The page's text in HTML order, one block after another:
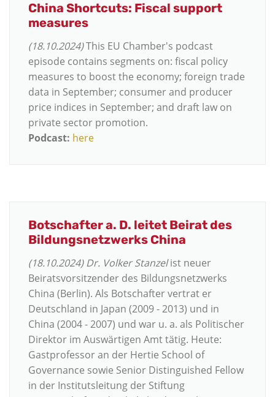
China Shortcuts: Fiscal support
measures
(18.10.2024)This EU Chamber's podcast
episode contains segments on: fiscal policy
measures to boost the economy; foreign trade
data in September; consumer and producer
price indices in September; and draft law on
private sector promotion.
Podcast: here
Botschafter a. D. leitet Beirat des
Bildungsnetzwerks China
(18.10.2024) Dr. Volker Stanzelist neuer
Beiratsvorsitzender des Bildungsnetzwerks
China (Berlin). Als Botschafter vertrat er
Deutschland in Japan (2009 - 2013) und in
China (2004 - 2007) und war u. a. als Politischer
Direktor im Auswärtigen Amt tätig. Heute:
Gastprofessor an der Hertie School of
Governance sowie Senior Distinguished Fellow
in der Institutsleitung der Stiftung